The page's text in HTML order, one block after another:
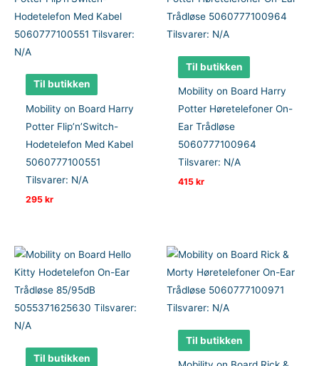
Til butikken
Mobility on Board Harry
Potter Flip’n’Switch-
Hodetelefon Med Kabel
5060777100551
Tilsvarer: N/A
295kr
Til butikken
Mobility on Board Harry
Potter Høretelefoner On-
Ear Trådløse
5060777100964
Tilsvarer: N/A
415kr
Til butikken
Til butikken